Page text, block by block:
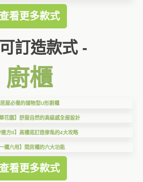
看更多款式
訂造款式 -
廚櫃
居屋必備的儲物型U形廚櫃
華花園】舒服自然的高級感全屋設計
連方II】高樓底訂造傢俬的4大攻略
一櫃六用】間房櫃的六大功能
看更多款式